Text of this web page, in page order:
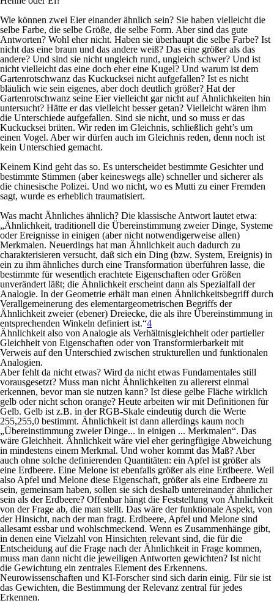
Wie können zwei Eier einander ähnlich sein? Sie haben vielleicht die
selbe Farbe, die selbe Größe, die selbe Form. Aber sind das gute
Antworten? Wohl eher nicht. Haben sie überhaupt die selbe Farbe? Ist
nicht das eine braun und das andere weiß? Das eine größer als das
andere? Und sind sie nicht ungleich rund, ungleich schwer? Und ist
nicht vielleicht das eine doch eher eine Kugel? Und warum ist dem
Gartenrotschwanz das Kuckucksei nicht aufgefallen? Ist es nicht
bläulich wie sein eigenes, aber doch deutlich größer? Hat der
Gartenrotschwanz seine Eier vielleicht gar nicht auf Ähnlichkeiten hin
untersucht? Hätte er das vielleicht besser getan? Vielleicht wären ihm
die Unterschiede aufgefallen. Sind sie nicht, und so muss er das
Kuckucksei brüten. Wir reden im Gleichnis, schließlich geht’s um
einen Vogel. Aber wir dürfen auch im Gleichnis reden, denn noch ist
kein Unterschied gemacht.
Keinem Kind geht das so. Es unterscheidet bestimmte Gesichter und
bestimmte Stimmen (aber keineswegs alle) schneller und sicherer als
die chinesische Polizei. Und wo nicht, wo es Mutti zu einer Fremden
sagt, wurde es erheblich traumatisiert.
Was macht Ähnliches ähnlich? Die klassische Antwort lautet etwa:
„Ähnlichkeit, traditionell die Übereinstimmung zweier Dinge, Systeme
oder Ereignisse in einigen (aber nicht notwendigerweise allen)
Merkmalen. Neuerdings hat man Ähnlichkeit auch dadurch zu
charakterisieren versucht, daß sich ein Ding (bzw. System, Ereignis) in
ein zu ihm ähnliches durch eine Transformation überführen lasse, die
bestimmte für wesentlich erachtete Eigenschaften oder Größen
unverändert läßt; die Ähnlichkeit erscheint dann als Spezialfall der
Analogie. In der Geometrie erhält man einen Ähnlichkeitsbegriff durch
Verallgemeinerung des elementargeometrischen Begriffs der
Ähnlichkeit zweier (ebener) Dreiecke, die als ihre Übereinstimmung in
entsprechenden Winkeln definiert ist.“4
Ähnlichkeit also von Analogie als Verhältnisgleichheit oder partieller
Gleichheit von Eigenschaften oder von Transformierbarkeit mit
Verweis auf den Unterschied zwischen strukturellen und funktionalen
Analogien.
Aber fehlt da nicht etwas? Wird da nicht etwas Fundamentales still
vorausgesetzt? Muss man nicht Ähnlichkeiten zu allererst einmal
erkennen, bevor man sie nutzen kann? Ist diese gelbe Fläche wirklich
gelb oder nicht schon orange? Heute arbeiten wir mit Definitionen für
Gelb. Gelb ist z.B. in der RGB-Skale eindeutig durch die Werte
255,255,0 bestimmt. Ähnlichkeit ist dann allerdings kaum noch
„Übereinstimmung zweier Dinge... in einigen ... Merkmalen“. Das
wäre Gleichheit. Ähnlichkeit wäre viel eher geringfügige Abweichung
in mindestens einem Merkmal. Und woher kommt das Maß? Aber
auch ohne solche definierenden Quantitäten: ein Apfel ist größer als
eine Erdbeere. Eine Melone ist ebenfalls größer als eine Erdbeere. Weil
also Apfel und Melone diese Eigenschaft, größer als eine Erdbeere zu
sein, gemeinsam haben, sollen sie sich deshalb untereinander ähnlicher
sein als der Erdbeere? Offenbar hängt die Feststellung von Ähnlichkeit
von der Frage ab, die man stellt. Das wäre der funktionale Aspekt, von
der Hinsicht, nach der man fragt. Erdbeere, Apfel und Melone sind
allesamt essbar und wohlschmeckend. Wenn es Zusammenhänge gibt,
in denen eine Vielzahl von Hinsichten relevant sind, die für die
Entscheidung auf die Frage nach der Ähnlichkeit in Frage kommen,
muss man dann nicht die jeweiligen Antworten gewichten? Ist nicht
die Gewichtung ein zentrales Element des Erkennens.
Neurowissenschaften und KI-Forscher sind sich darin einig. Für sie ist
das Gewichten, die Bestimmung der Relevanz zentral für jedes
Erkennen.